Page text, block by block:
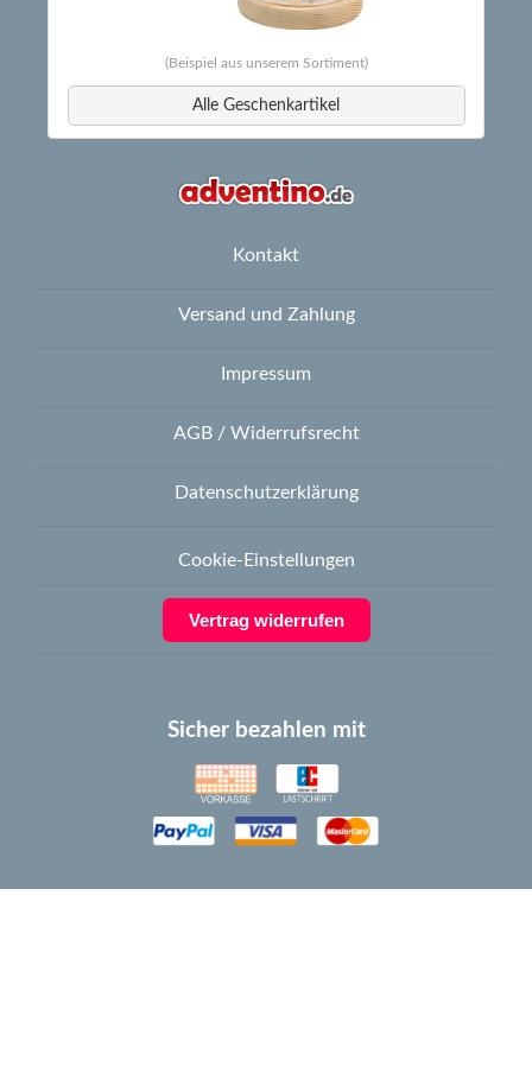
(Beispiel aus unserem Sortiment)
Alle Geschenkartikel
Kontakt
Versand und Zahlung
Impressum
AGB / Widerrufsrecht
Datenschutzerklärung
Cookie-Einstellungen
Vertrag widerrufen
Sicher bezahlen mit